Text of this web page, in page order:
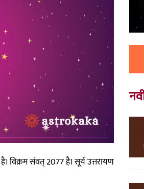
संवत् 2077 है। सूर्य उत्तरायण